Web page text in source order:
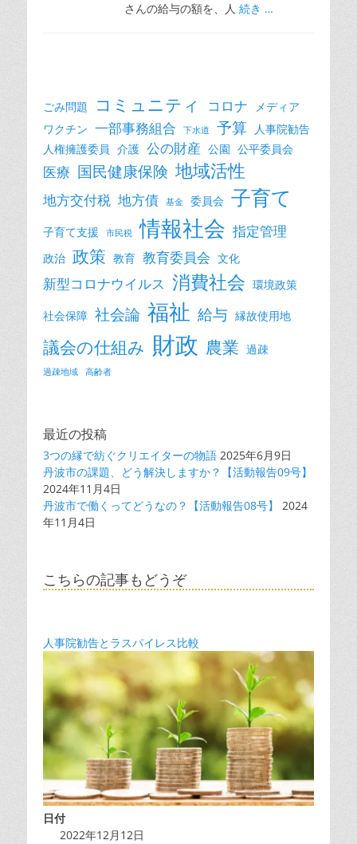
さんの給与の額を、人 続き …
ごみ問題 コミュニティ コロナ
メディア
ワクチン 一部事務組合 下水道 予算 人事院勧告
人権擁護委員 介護 公の財産 公園 公平委員会
医療 国民健康保険 地域活性
地方交付税 地方債 基金 委員会 子育て
子育て支援 市民税 情報社会 指定管理
政治 政策 教育 教育委員会 文化
新型コロナウイルス 消費社会 環境政策
社会保障 社会論 福祉 給与 縁故使用地
議会の仕組み 財政 農業 過疎
過疎地域 高齢者
最近の投稿
3つの縁で紡ぐクリエイターの物語 2025年6月9日
丹波市の課題、どう解決しますか？【活動報告09号】
2024年11月4日
丹波市で働くってどうなの？【活動報告08号】
2024
年11月4日
こちらの記事もどうぞ
人事院勧告とラスパイレス比較
日付
2022年12月12日